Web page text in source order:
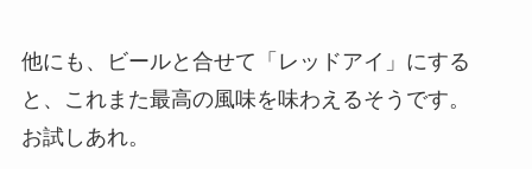
他にも、ビールと合せて「レッドアイ」にする
と、これまた最高の風味を味わえるそうです。
お試しあれ。